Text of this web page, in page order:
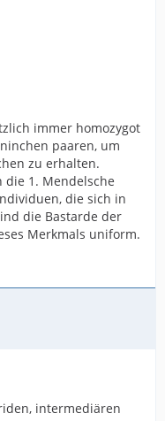
immer homozygot
paaren, um
zu erhalten.
1. Mendelsche
die sich in
die Bastarde der
Merkmals uniform.
intermediären